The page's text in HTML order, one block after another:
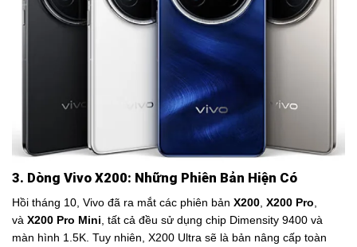
3. Dòng Vivo X200: Những Phiên Bản Hiện Có
Hồi tháng 10, Vivo đã ra mắt các phiên bản X200 X200 Pro
và X200 Pro Mini , tất cả đều sử dụng chip Dimensity 9400 và
màn hình 1.5K. Tuy nhiên, X200 Ultra sẽ là bản nâng cấp toàn